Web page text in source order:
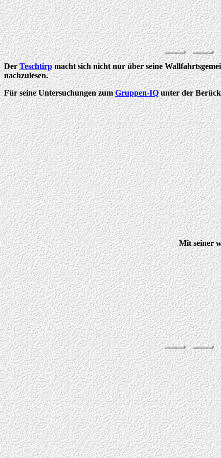
DerTeschtirpmacht sich nicht nur über seine
nachzulesen.
Für seine Untersuchungen zumGruppen-IQunter der
Mit seiner